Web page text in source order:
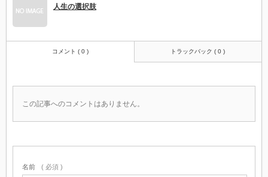
人生の選択肢
コメント ( 0 ) トラックバック ( 0 )
この記事へのコメントはありません。
名前 ( 必須 )